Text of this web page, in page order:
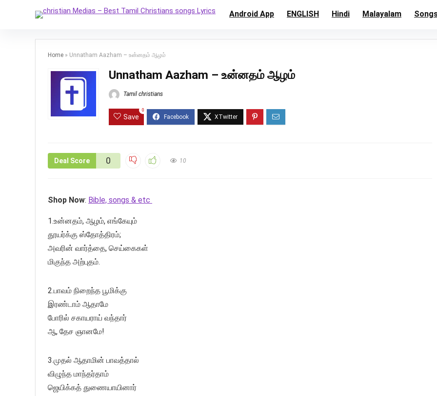
Android App ENGLISH Hindi Malayalam
Home » Unnatham Aazham – உன்னதம் ஆழம்
Unnatham Aazham – உன்னதம் ஆழம்
Tamil christians
Save
0
Deal Score 0 10
Shop Now: Bible, songs & etc
1.உன்னதம், ஆழம், எங்கேயும்
தூயர்க்கு ஸ்தோத்திரம்;
அவரின் வார்த்தை, செய்கைகள்
மிகுந்த அற்புதம்.
2.பாவம் நிறைந்த பூமிக்கு
இரண்டாம் ஆதாமே
போரில் சகாயராய் வந்தார்
ஆ, தேச ஞானமே!
3.முதல் ஆதாமின் பாவத்தால்
விழுந்த மாந்தர்தாம்
ஜெயிக்கத் துணையாயினார்